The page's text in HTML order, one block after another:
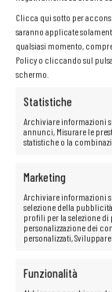
Clicca qui sotto per
saranno applicate
qualsiasi momento,
Policy o cliccando sul
schermo.
Statistiche
Archiviare informazioni
annunci, Misurare le
statistiche o la
Marketing
Archiviare informazioni
selezione della
profili per la selezione
personalizzazione dei
personalizzati,
Funzionalità